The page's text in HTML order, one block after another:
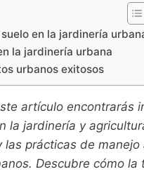
en la jardinería
la jardinería urbana
urbanos exitosos
artículo
la jardinería y
prácticas de
Descubre cómo